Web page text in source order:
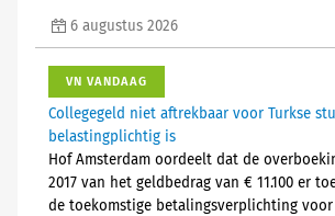
6 augustus 2026
VN VANDAAG
Collegegeld niet aftrekbaar voor Turkse
belastingplichtig is
Hof Amsterdam oordeelt dat de
2017 van het geldbedrag van € 11.100 er
de toekomstige betalingsverplichting voor